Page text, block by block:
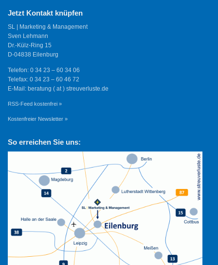
Jetzt Kontakt knüpfen
SL | Marketing & Management
Sven Lehmann
Dr.-Külz-Ring 15
D-04838 Eilenburg
Telefon: 0 34 23 – 60 34 06
Telefax: 0 34 23 – 60 46 72
E-Mail: beratung ( at ) streuverluste.de
RSS-Feed kostenfrei »
Kostenfreier Newsletter »
So erreichen Sie uns: